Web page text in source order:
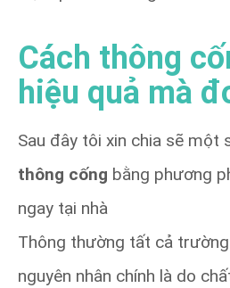
Cách thông
hiệu quả mà
Sau đây tôi xin chia sẽ một
thông cống bằng phương
ngay tại nhà
Thông thường tất cả
nguyên nhân chính là do